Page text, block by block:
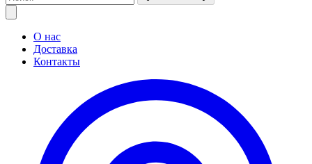
О нас
Доставка
Контакты